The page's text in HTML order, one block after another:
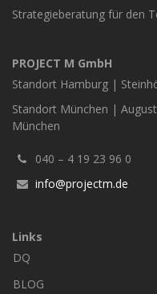
Strategieberatung für den
PROJECT M GmbH
Standort Hamburg |
Standort München |
München
040 – 4 19 23 96 0
info@projectm.de
Links
Fußbereich
DQ
BLOG